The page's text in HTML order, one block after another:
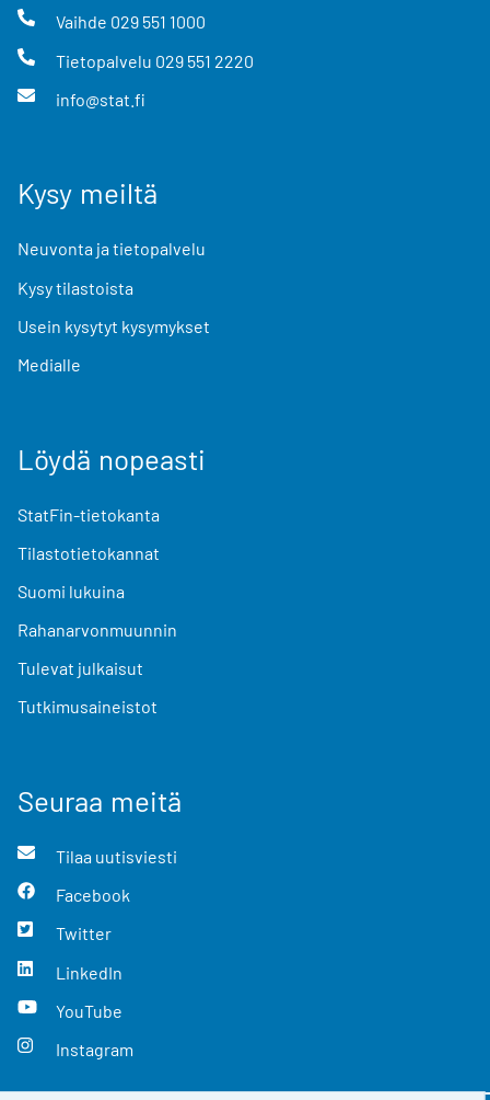
Vaihde 029 551 1000
Tietopalvelu 029 551 2220
info@stat.fi
Kysy meiltä
Neuvonta ja tietopalvelu
Kysy tilastoista
Usein kysytyt kysymykset
Medialle
Löydä nopeasti
StatFin-tietokanta
Tilastotietokannat
Suomi lukuina
Rahanarvonmuunnin
Tulevat julkaisut
Tutkimusaineistot
Seuraa meitä
Tilaa uutisviesti
Facebook
Twitter
LinkedIn
YouTube
Instagram